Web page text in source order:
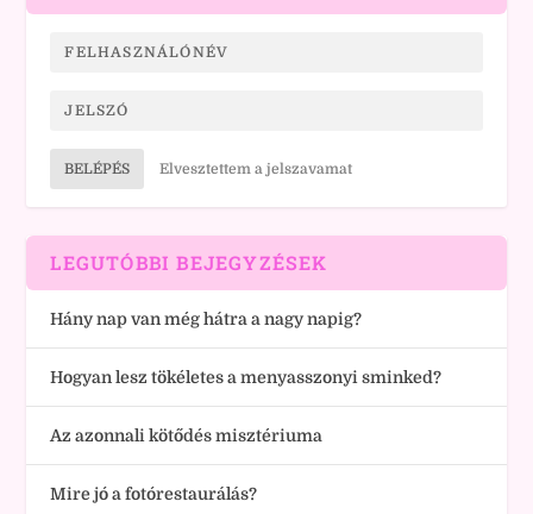
BELÉPÉS Elvesztettem a jelszavamat
LEGUTÓBBI BEJEGYZÉSEK
Hány nap van még hátra a nagy napig?
Hogyan lesz tökéletes a menyasszonyi sminked?
Az azonnali kötődés misztériuma
Mire jó a fotórestaurálás?